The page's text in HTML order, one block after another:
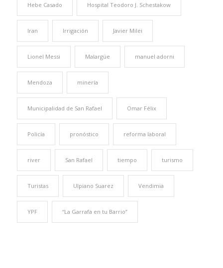
Hebe Casado Hospital Teodoro J. Schestakow
Iran Irrigación Javier Milei
Lionel Messi Malargüe manuel adorni
Mendoza minería
Municipalidad de San Rafael Omar Félix
Policía pronóstico reforma laboral
river San Rafael tiempo turismo
Turistas Ulpiano Suarez Vendimia
YPF “La Garrafa en tu Barrio”